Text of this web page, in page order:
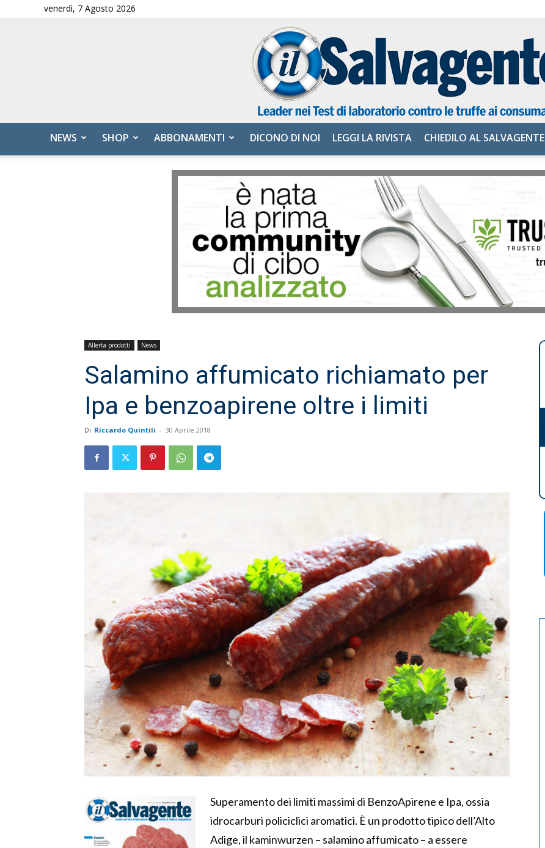
venerdì, 7 Agosto 2026
Salvagente
NEWS SHOP ABBONAMENTI DICONO DI NOI LEGGI LA RIVISTA CHIEDILO AL SALVAGENTE
Allerta prodotti News
Salamino affumicato richiamato per
Ipa e benzoapirene oltre i limiti
Di Riccardo Quintili - 30 Aprile 2018
Superamento dei limiti massimi di BenzoApirene e Ipa, ossia
idrocarburi policiclici aromatici. È un prodotto tipico dell’Alto
Adige, il kaminwurzen – salamino affumicato – a essere